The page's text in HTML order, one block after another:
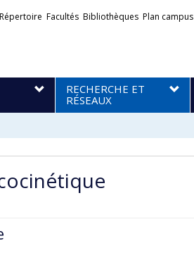
Liens
Répertoire Facultés Bibliothèques Plan campus
RECHERCHE ET
RÉSEAUX